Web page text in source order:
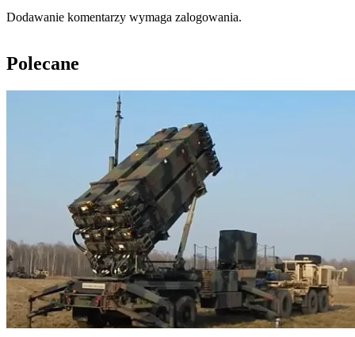
Dodawanie komentarzy wymaga zalogowania.
Polecane